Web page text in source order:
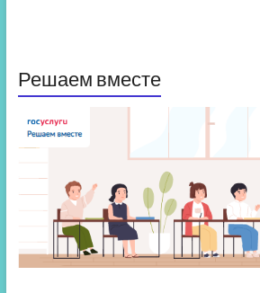
Решаем вместе